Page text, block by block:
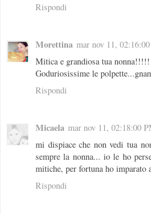
Rispondi
Morettina mar nov 11,
Mitica e grandiosa tua nonna!!!!!
Goduriosissime le
Rispondi
Micaela mar nov 11, 02:18:00
mi dispiace che non vedi tua
sempre la nonna... io le ho
mitiche, per fortuna ho imparato
Rispondi